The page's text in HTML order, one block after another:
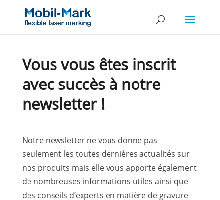
Vous vous êtes inscrit
avec succès à notre
newsletter !
Notre newsletter ne vous donne pas
seulement les toutes dernières actualités sur
nos produits mais elle vous apporte également
de nombreuses informations utiles ainsi que
des conseils d’experts en matière de gravure